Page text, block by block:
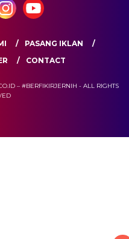
PASANG IKLAN
CONTACT
– #BERFIKIRJERNIH - ALL RIGHTS